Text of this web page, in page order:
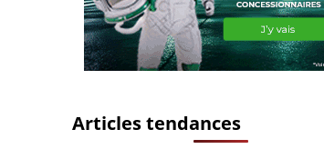
Articles tendances